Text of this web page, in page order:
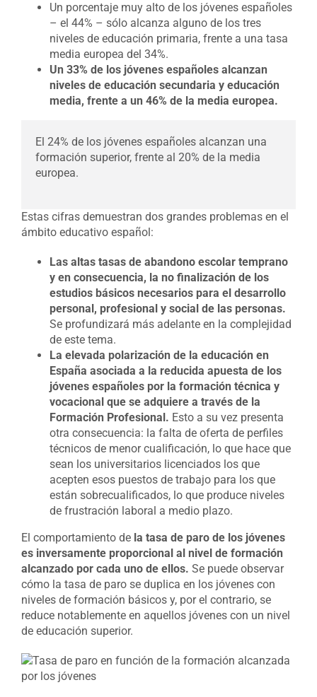
Un porcentaje muy alto de los jóvenes españoles
– el 44% – sólo alcanza alguno de los tres
niveles de educación primaria, frente a una tasa
media europea del 34%.
Un 33% de los jóvenes españoles alcanzan
niveles de educación secundaria y educación
media, frente a un 46% de la media europea.
El 24% de los jóvenes españoles alcanzan una
formación superior, frente al 20% de la media
europea.
Estas cifras demuestran dos grandes problemas en el
ámbito educativo español:
Las altas tasas de abandono escolar temprano
y en consecuencia, la no finalización de los
estudios básicos necesarios para el desarrollo
personal, profesional y social de las personas.
Se profundizará más adelante en la complejidad
de este tema.
La elevada polarización de la educación en
España asociada a la reducida apuesta de los
jóvenes españoles por la formación técnica y
vocacional que se adquiere a través de la
Formación Profesional. Esto a su vez presenta
otra consecuencia: la falta de oferta de perfiles
técnicos de menor cualificación, lo que hace que
sean los universitarios licenciados los que
acepten esos puestos de trabajo para los que
están sobrecualificados, lo que produce niveles
de frustración laboral a medio plazo.
El comportamiento de la tasa de paro de los jóvenes
es inversamente proporcional al nivel de formación
alcanzado por cada uno de ellos. Se puede observar
cómo la tasa de paro se duplica en los jóvenes con
niveles de formación básicos y, por el contrario, se
reduce notablemente en aquellos jóvenes con un nivel
de educación superior.